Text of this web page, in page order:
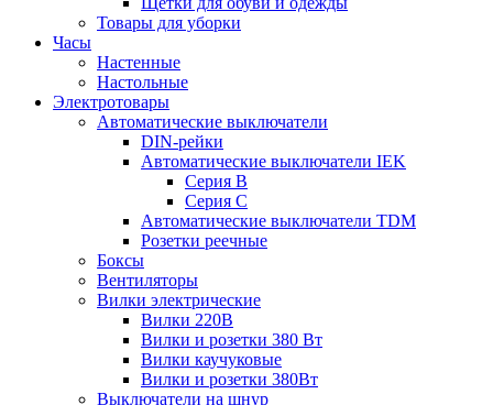
Товары для уборки
Часы
Настенные
Настольные
Электротовары
Автоматические выключатели
DIN-рейки
Автоматические выключатели IEK
Серия B
Серия С
Автоматические выключатели TDM
Розетки реечные
Боксы
Вентиляторы
Вилки электрические
Вилки 220В
Вилки и розетки 380 Вт
Вилки каучуковые
Вилки и розетки 380Вт
Выключатели на шнур